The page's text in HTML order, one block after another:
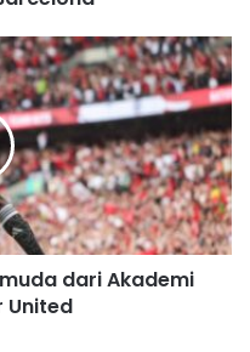
dari Akademi
United